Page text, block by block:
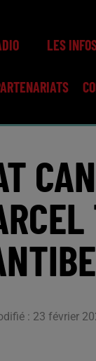
LES
: 23 février